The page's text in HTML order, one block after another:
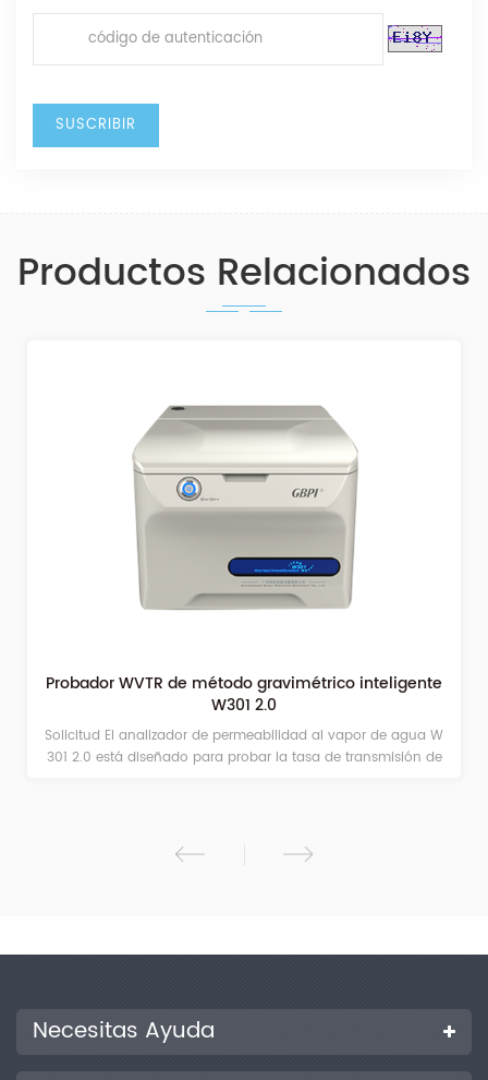
Productos Relacionados
Probador WVTR de método gravimétrico inteligente
W301 2.0
Solicitud El analizador de permeabilidad al vapor de agua W
301 2.0 está diseñado para probar la tasa de transmisión de
Necesitas Ayuda